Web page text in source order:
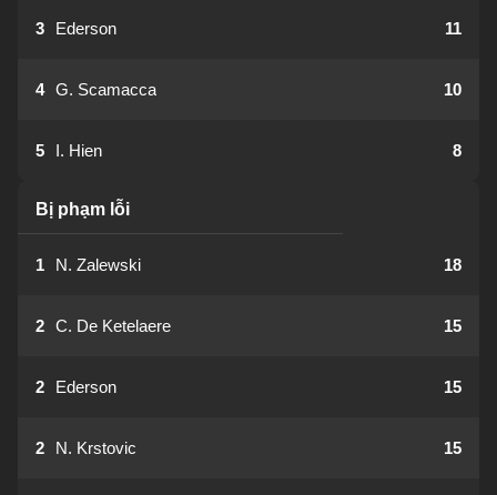
3 Ederson 11
4 G. Scamacca 10
5 I. Hien 8
Bị phạm lỗi
1 N. Zalewski 18
2 C. De Ketelaere 15
2 Ederson 15
2 N. Krstovic 15